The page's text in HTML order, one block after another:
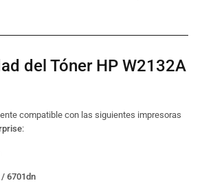
del Tóner HP W2132A
compatible con las siguientes impresoras
:
6701dn